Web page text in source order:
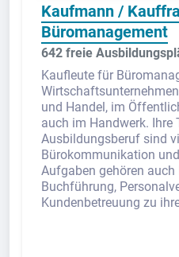
Kaufmann /
Büromanagement
642 freie
Kaufleute für
und Handel, im
auch im Handwerk. Ihre
Ausbildungsberuf sind
Bürokommunikation
Aufgaben gehören auch
Buchführung,
Kundenbetreuung zu